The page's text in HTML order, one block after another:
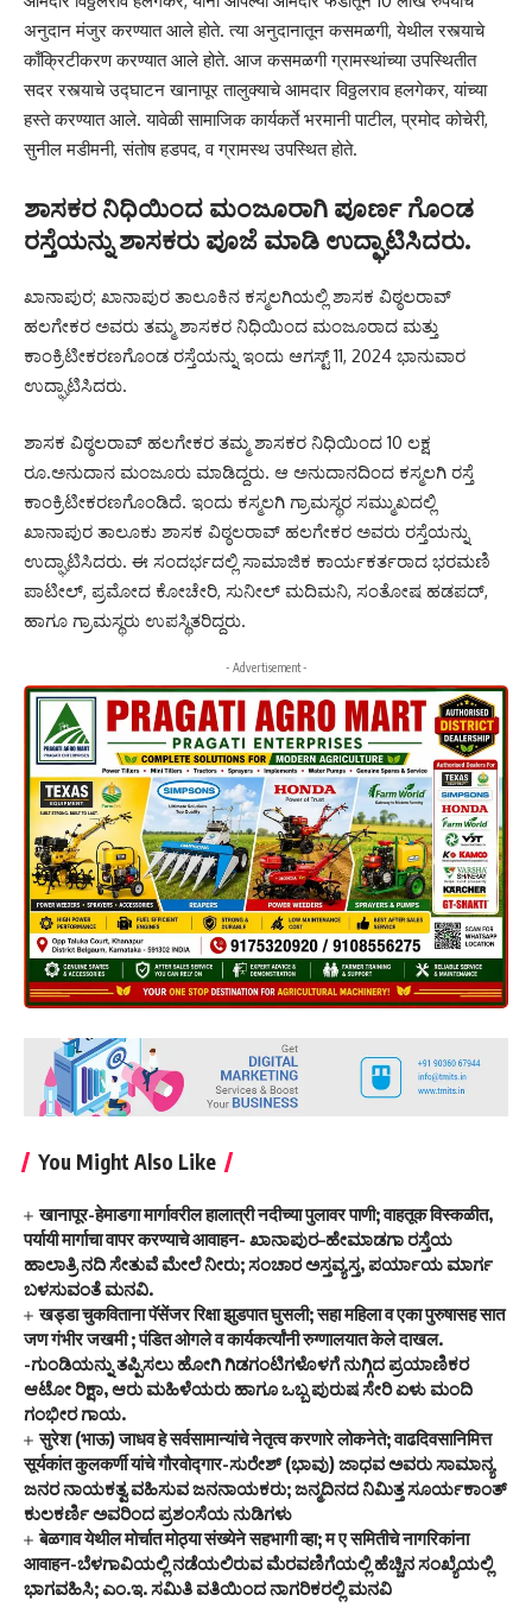
अनुदान मंजुर करण्यात आले होते. त्या अनुदानातून कसमळगी, येथील रस्त्याचे
काँक्रिटीकरण करण्यात आले होते. आज कसमळगी ग्रामस्थांच्या उपस्थितीत
सदर रस्त्याचे उद्घाटन खानापूर तालुक्याचे आमदार विठ्ठलराव हलगेकर, यांच्या
हस्ते करण्यात आले. यावेळी सामाजिक कार्यकर्ते भरमानी पाटील, प्रमोद कोचेरी,
सुनील मडीमनी, संतोष हडपद, व ग्रामस्थ उपस्थित होते.
ಶಾಸಕರ ನಿಧಿಯಿಂದ ಮಂಜೂರಾಗಿ ಪೂರ್ಣ ಗೊಂಡ
ರಸ್ತೆಯನ್ನು ಶಾಸಕರು ಪೂಜೆ ಮಾಡಿ ಉದ್ಘಾಟಿಸಿದರು.
ಖಾನಾಪುರ; ಖಾನಾಪುರ ತಾಲೂಕಿನ ಕಸ್ಮಲಗಿಯಲ್ಲಿ ಶಾಸಕ ವಿಠ್ಠಲರಾವ್
ಹಲಗೇಕರ ಅವರು ತಮ್ಮ ಶಾಸಕರ ನಿಧಿಯಿಂದ ಮಂಜೂರಾದ ಮತ್ತು
ಕಾಂಕ್ರಿಟೀಕರಣಗೊಂಡ ರಸ್ತೆಯನ್ನು ಇಂದು ಆಗಸ್ಟ್ 11, 2024 ಭಾನುವಾರ
ಉದ್ಘಾಟಿಸಿದರು.
ಶಾಸಕ ವಿಠ್ಠಲರಾವ್ ಹಲಗೇಕರ ತಮ್ಮ ಶಾಸಕರ ನಿಧಿಯಿಂದ 10 ಲಕ್ಷ
ರೂ.ಅನುದಾನ ಮಂಜೂರು ಮಾಡಿದ್ದರು. ಆ ಅನುದಾನದಿಂದ ಕಸ್ಮಲಗಿ ರಸ್ತೆ
ಕಾಂಕ್ರಿಟೀಕರಣಗೊಂಡಿದೆ. ಇಂದು ಕಸ್ಮಲಗಿ ಗ್ರಾಮಸ್ಥರ ಸಮ್ಮುಖದಲ್ಲಿ
ಖಾನಾಪುರ ತಾಲೂಕು ಶಾಸಕ ವಿಠ್ಠಲರಾವ್ ಹಲಗೇಕರ ಅವರು ರಸ್ತೆಯನ್ನು
ಉದ್ಘಾಟಿಸಿದರು. ಈ ಸಂದರ್ಭದಲ್ಲಿ ಸಾಮಾಜಿಕ ಕಾರ್ಯಕರ್ತರಾದ ಭರಮಣಿ
ಪಾಟೀಲ್, ಪ್ರಮೋದ ಕೋಚೇರಿ, ಸುನೀಲ್ ಮದಿಮನಿ, ಸಂತೋಷ ಹಡಪದ್,
ಹಾಗೂ ಗ್ರಾಮಸ್ಥರು ಉಪಸ್ಥಿತರಿದ್ದರು.
- Advertisement -
You Might Also Like
खानापूर-हेमाडगा मार्गावरील हालात्री नदीच्या पुलावर पाणी; वाहतूक विस्कळीत,
पर्यायी मार्गाचा वापर करण्याचे आवाहन- ಖಾನಾಪುರ–ಹೇಮಾಡಗಾ ರಸ್ತೆಯ
ಹಾಲಾತ್ರಿ ನದಿ ಸೇತುವೆ ಮೇಲೆ ನೀರು; ಸಂಚಾರ ಅಸ್ತವ್ಯಸ್ತ, ಪರ್ಯಾಯ ಮಾರ್ಗ
ಬಳಸುವಂತೆ ಮನವಿ.
खड्डा चुकविताना पॅसेंजर रिक्षा झुडपात घुसली; सहा महिला व एका पुरुषासह सात
जण गंभीर जखमी ; पंडित ओगले व कार्यकर्त्यांनी रुग्णालयात केले दाखल.
-ಗುಂಡಿಯನ್ನು ತಪ್ಪಿಸಲು ಹೋಗಿ ಗಿಡಗಂಟಿಗಳೊಳಗೆ ನುಗ್ಗಿದ ಪ್ರಯಾಣಿಕರ
ಆಟೋ ರಿಕ್ಷಾ, ಆರು ಮಹಿಳೆಯರು ಹಾಗೂ ಒಬ್ಬ ಪುರುಷ ಸೇರಿ ಏಳು ಮಂದಿ
ಗಂಭೀರ ಗಾಯ.
सुरेश (भाऊ) जाधव हे सर्वसामान्यांचे नेतृत्व करणारे लोकनेते; वाढदिवसानिमित्त
सूर्यकांत कुलकर्णी यांचे गौरवोद्गार-ಸುರೇಶ್ (ಭಾವು) ಜಾಧವ ಅವರು ಸಾಮಾನ್ಯ
ಜನರ ನಾಯಕತ್ವ ವಹಿಸುವ ಜನನಾಯಕರು; ಜನ್ಮದಿನದ ನಿಮಿತ್ತ ಸೂರ್ಯಕಾಂತ್
ಕುಲಕರ್ಣಿ ಅವರಿಂದ ಪ್ರಶಂಸೆಯ ನುಡಿಗಳು
बेळगाव येथील मोर्चात मोठ्या संख्येने सहभागी व्हा; म ए समितीचे नागरिकांना
आवाहन-ಬೆಳಗಾವಿಯಲ್ಲಿ ನಡೆಯಲಿರುವ ಮೆರವಣಿಗೆಯಲ್ಲಿ ಹೆಚ್ಚಿನ ಸಂಖ್ಯೆಯಲ್ಲಿ
ಭಾಗವಹಿಸಿ; ಎಂ.ಇ. ಸಮಿತಿ ವತಿಯಿಂದ ನಾಗರಿಕರಲ್ಲಿ ಮನವಿ